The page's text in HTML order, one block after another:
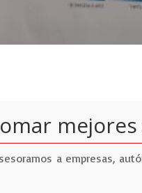
a empresas,